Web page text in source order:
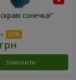
сонечка!"
Замовити